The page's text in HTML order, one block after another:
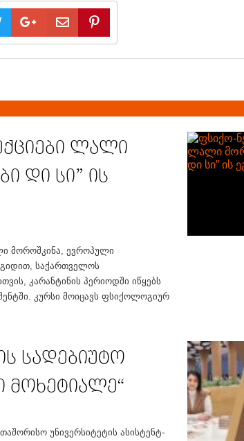
ლალი
დი სი” ის
მოროშკინა, ევროპული
საქართველოს
კარანტინის პერიოდში იწყებს
კურსი მოიცავს ფსიქოლოგიურ
სადებიუტო
მოხეტიალე“
უნივერსიტეტის ასისტენტ-